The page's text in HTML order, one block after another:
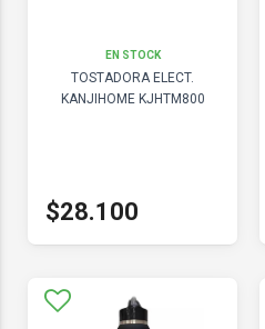
EN STOCK
TOSTADORA ELECT.
KANJIHOME KJHTM800
$28.100